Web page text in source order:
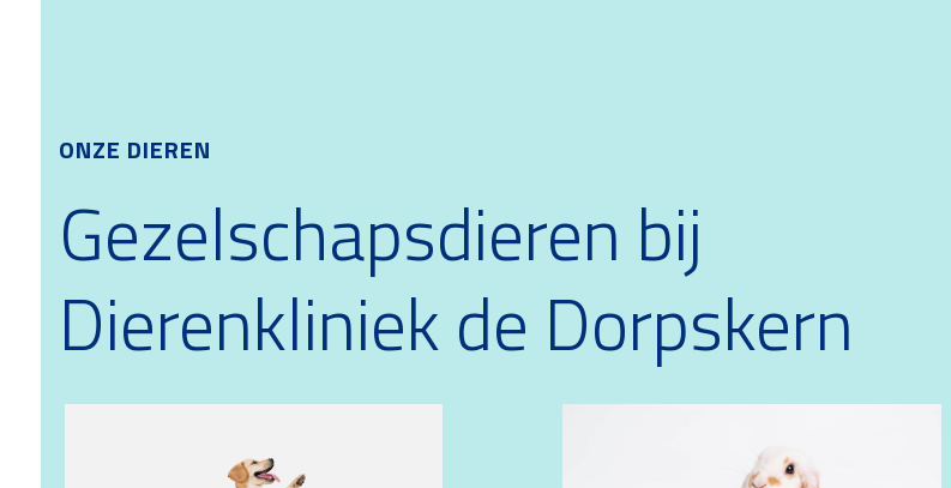
ONZE DIEREN
Gezelschapsdieren bij
Dierenkliniek de Dorpskern